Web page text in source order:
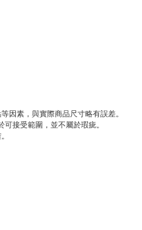
因素，與實際商品尺寸略有誤差。
可接受範圍，並不屬於瑕疵。